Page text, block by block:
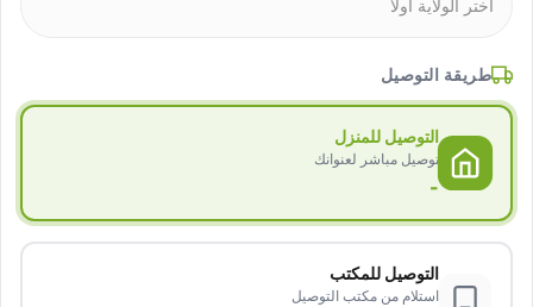
طريقة التوصيل
التوصيل للمنزل
توصيل مباشر لعنوانك
-
التوصيل للمكتب
استلام من مكتب التوصيل